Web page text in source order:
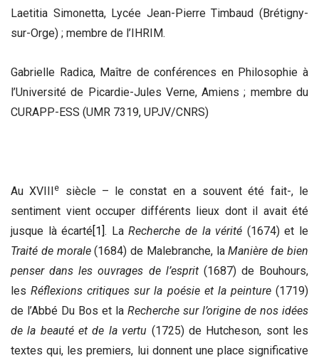
Laetitia Simonetta, Lycée Jean-Pierre Timbaud (Brétigny-
sur-Orge) ; membre de l’IHRIM.
Gabrielle Radica, Maître de conférences en Philosophie à
l’Université de Picardie-Jules Verne, Amiens ; membre du
CURAPP-ESS (UMR 7319, UPJV/CNRS)
Au XVIIIe
siècle – le constat en a souvent été fait-, le
sentiment vient occuper différents lieux dont il avait été
jusque là écarté[1]. LaRecherche de la vérité (1674) et le
Traité de morale(1684) de Malebranche, laManière de bien
penser dans les ouvrages de l’esprit(1687) de Bouhours,
lesRéflexions critiques sur la poésie et la peinture(1719)
de l’Abbé Du Bos et la Recherche sur l’origine de nos idées
de la beauté et de la vertu (1725) de Hutcheson, sont les
textes qui, les premiers, lui donnent une place significative